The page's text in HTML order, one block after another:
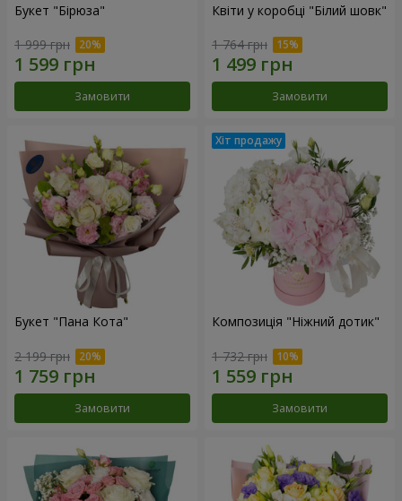
Букет "Бірюза"
1 999 грн
Замовити
Квіти у коробці "Білий шовк"
1 764 грн
Замовити
Букет "Пана Кота"
2 199 грн
Замовити
Композиція "Ніжний дотик"
1 732 грн
Замовити